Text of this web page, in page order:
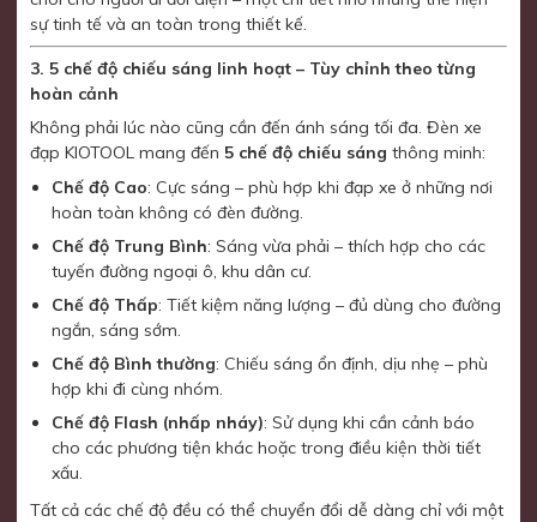
sự tinh tế và an toàn trong thiết kế.
3. 5 chế độ chiếu sáng linh hoạt – Tùy chỉnh theo từng
hoàn cảnh
Không phải lúc nào cũng cần đến ánh sáng tối đa. Đèn xe
đạp KIOTOOL mang đến 5 chế độ chiếu sáng thông minh:
Chế độ Cao: Cực sáng – phù hợp khi đạp xe ở những nơi
hoàn toàn không có đèn đường.
Chế độ Trung Bình: Sáng vừa phải – thích hợp cho các
tuyến đường ngoại ô, khu dân cư.
Chế độ Thấp: Tiết kiệm năng lượng – đủ dùng cho đường
ngắn, sáng sớm.
Chế độ Bình thường: Chiếu sáng ổn định, dịu nhẹ – phù
hợp khi đi cùng nhóm.
Chế độ Flash (nhấp nháy): Sử dụng khi cần cảnh báo
cho các phương tiện khác hoặc trong điều kiện thời tiết
xấu.
Tất cả các chế độ đều có thể chuyển đổi dễ dàng chỉ với một